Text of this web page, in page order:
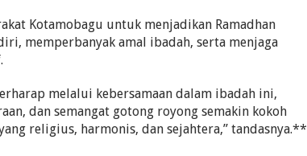
Kotamobagu untuk menjadikan Ramadhan
memperbanyak amal ibadah, serta menjaga
melalui kebersamaan dalam ibadah ini,
dan semangat gotong royong semakin kokoh
religius, harmonis, dan sejahtera,” tandasnya.**